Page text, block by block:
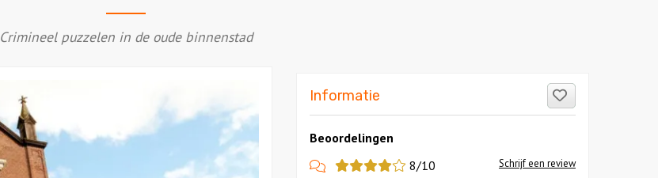
Crimineel puzzelen in de oude binnenstad
Informatie
Beoordelingen
View
8/10 Schrijf een review